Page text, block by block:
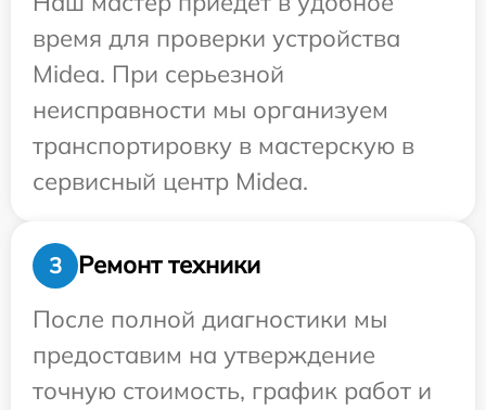
время для проверки устройства
Midea. При серьезной
неисправности мы организуем
транспортировку в мастерскую в
сервисный центр Midea.
3
Ремонт техники
После полной диагностики мы
предоставим на утверждение
точную стоимость, график работ и